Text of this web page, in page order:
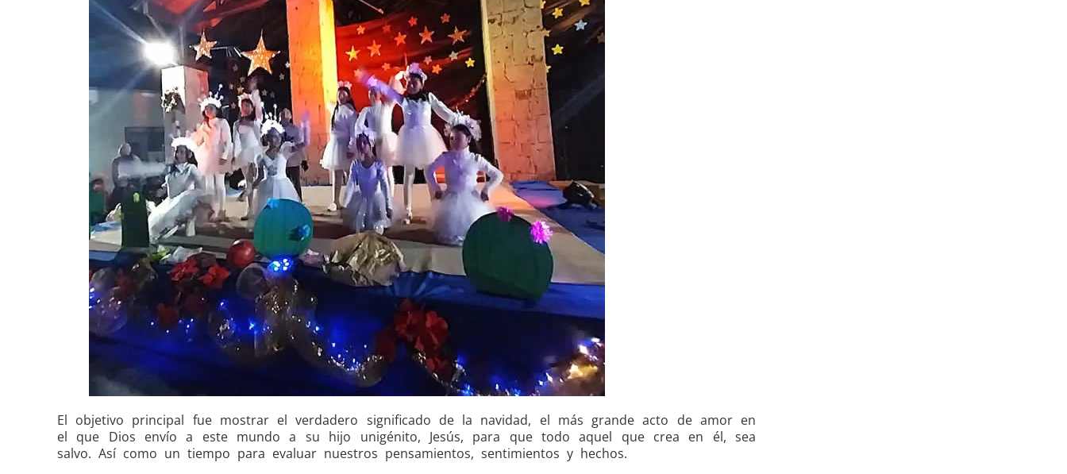
El objetivo principal fue mostrar el verdadero significado de la navidad, el más grande acto de amor en
el que Dios envío a este mundo a su hijo unigénito, Jesús, para que todo aquel que crea en él, sea
salvo. Así como un tiempo para evaluar nuestros pensamientos, sentimientos y hechos.